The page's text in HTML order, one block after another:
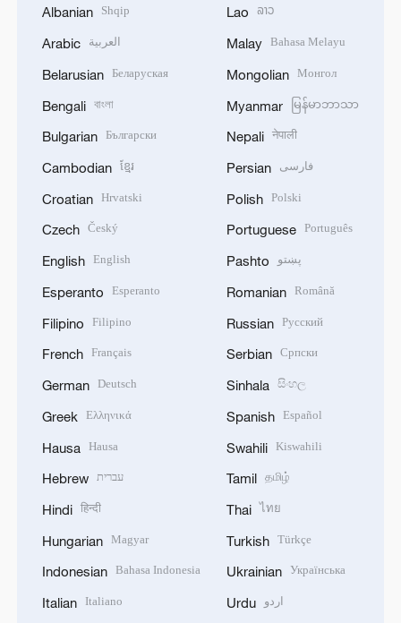
Albanian Shqip
Arabic العربية
Belarusian Беларуская
Bengali বাংলা
Bulgarian Български
Cambodian ខ្មែរ
Croatian Hrvatski
Czech Český
English English
Esperanto Esperanto
Filipino Filipino
French Français
German Deutsch
Greek Ελληνικά
Hausa Hausa
Hebrew עברית
Hindi हिन्दी
Hungarian Magyar
Indonesian Bahasa Indonesia
Italian Italiano
Lao ລາວ
Malay Bahasa Melayu
Mongolian Монгол
Myanmar မြန်မာဘာသာ
Nepali नेपाली
Persian فارسی
Polish Polski
Portuguese Português
Pashto پښتو
Romanian Română
Russian Русский
Serbian Српски
Sinhala සිංහල
Spanish Español
Swahili Kiswahili
Tamil தமிழ்
Thai ไทย
Turkish Türkçe
Ukrainian Українська
Urdu اردو